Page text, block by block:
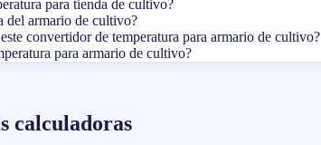
para tienda de cultivo?
del armario de cultivo?
convertidor de temperatura para armario de cultivo?
para armario de cultivo?
calculadoras